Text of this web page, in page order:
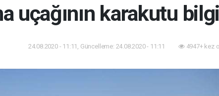
uçağının karakutu
24.08.2020 - 11:11, Güncelleme: 24.08.2020 - 11:11 4947+ kez